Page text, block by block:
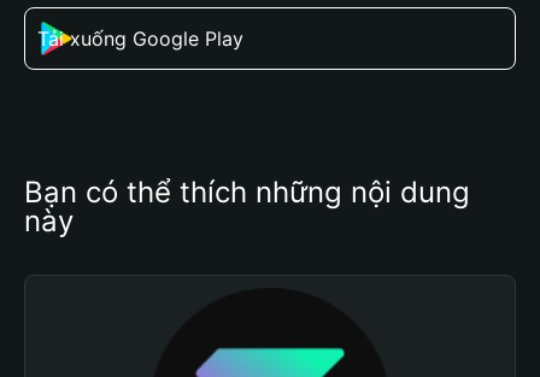
Tải xuống Google Play
Bạn có thể thích những nội dung
này